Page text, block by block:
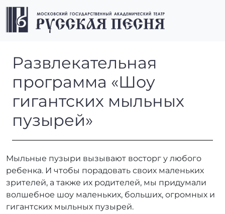
Перейти к содержимому
Перейти к футеру
Развлекательная
Развлекательная
программа «Шоу
гигантских мыльных
пузырей»
Мыльные пузыри вызывают восторг у любого
ребенка. И чтобы порадовать своих маленьких
зрителей, а также их родителей, мы придумали
волшебное шоу маленьких, больших, огромных и
гигантских мыльных пузырей.